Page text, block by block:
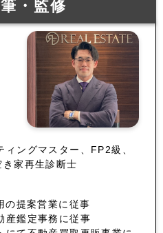
・監修
ングマスター、FP2級、
家再生診断士
の提案営業に従事
産鑑定事務に従事